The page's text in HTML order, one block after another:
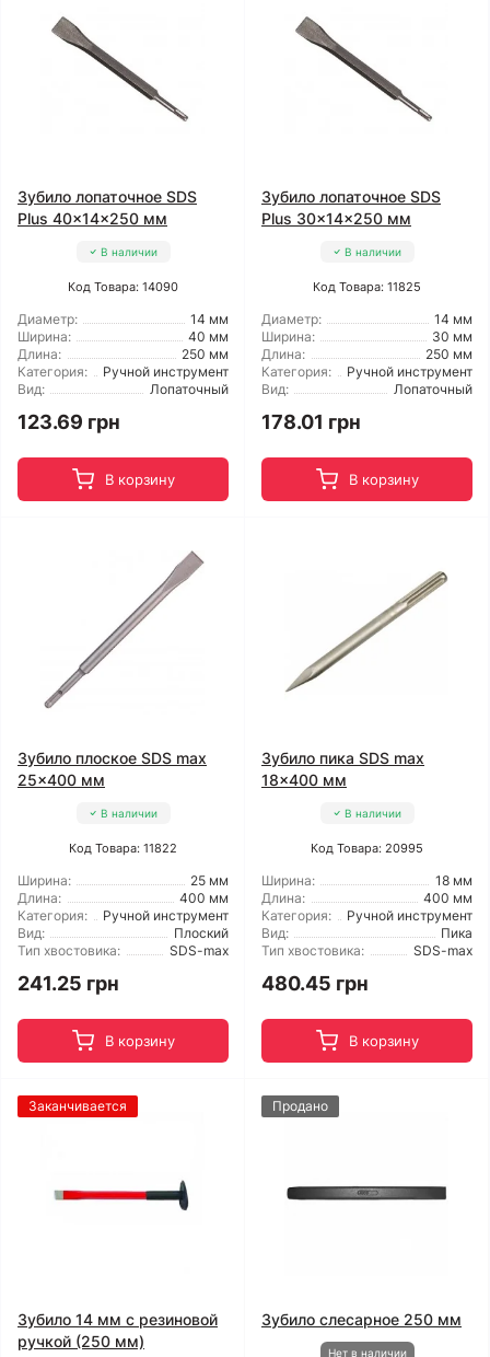
Зубило лопаточное SDS
Plus 40x14x250 мм
В наличии
Код Товара: 14090
Диаметр:
14 мм
Ширина:
40 мм
Длина:
250 мм
Категория:
Ручной инструмент
Вид:
Лопаточный
123.69 грн
В корзину
Зубило лопаточное SDS
Plus 30x14x250 мм
В наличии
Код Товара: 11825
Диаметр:
14 мм
Ширина:
30 мм
Длина:
250 мм
Категория:
Ручной инструмент
Вид:
Лопаточный
178.01 грн
В корзину
Зубило плоское SDS max
25x400 мм
В наличии
Код Товара: 11822
Ширина:
25 мм
Длина:
400 мм
Категория:
Ручной инструмент
Вид:
Плоский
Тип хвостовика:
SDS-max
241.25 грн
В корзину
Зубило пика SDS max
18x400 мм
В наличии
Код Товара: 20995
Ширина:
18 мм
Длина:
400 мм
Категория:
Ручной инструмент
Вид:
Пика
Тип хвостовика:
SDS-max
480.45 грн
В корзину
Заканчивается
Зубило 14 мм с резиновой
ручкой (250 мм)
Продано
Зубило слесарное 250 мм
Нет в наличии